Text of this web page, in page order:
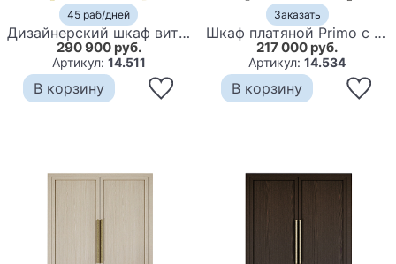
45 раб/дней
Дизайнерский шкаф витрина Elsa Dreams Black с 4-мя ящиками
290 900 руб.
Артикул: 14.511
В корзину
Заказать
Шкаф платяной Primo с выдвижными ящиками шпон Светлый дуб
217 000 руб.
Артикул:14.534
В корзину